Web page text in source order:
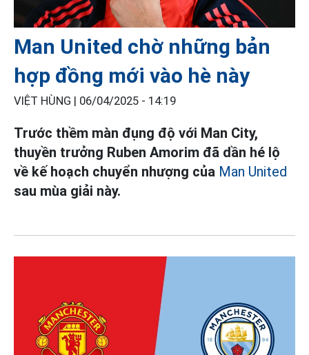
Man United chờ những bản
hợp đồng mới vào hè này
VIỆT HÙNG | 06/04/2025 - 14:19
Trước thềm màn đụng độ với Man City,
thuyền trưởng Ruben Amorim đã dần hé lộ
về kế hoạch chuyển nhượng của Man United
sau mùa giải này.